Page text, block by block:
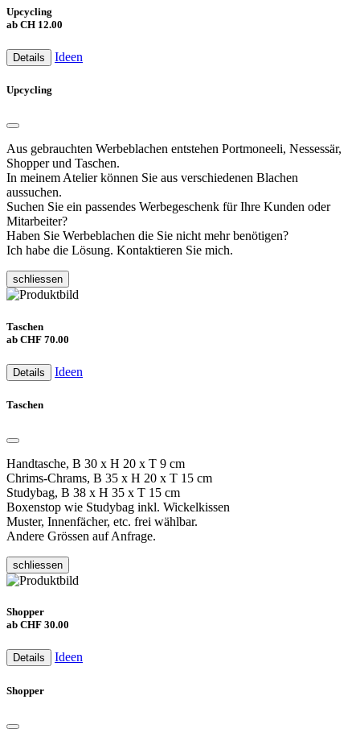
Upcycling
ab CH 12.00
Details Ideen
Upcycling
Aus gebrauchten Werbeblachen entstehen Portmoneeli, Nessessär,
Shopper und Taschen.
In meinem Atelier können Sie aus verschiedenen Blachen
aussuchen.
Suchen Sie ein passendes Werbegeschenk für Ihre Kunden oder
Mitarbeiter?
Haben Sie Werbeblachen die Sie nicht mehr benötigen?
Ich habe die Lösung. Kontaktieren Sie mich.
schliessen
Taschen
ab CHF 70.00
Details Ideen
Taschen
Handtasche, B 30 x H 20 x T 9 cm
Chrims-Chrams, B 35 x H 20 x T 15 cm
Studybag, B 38 x H 35 x T 15 cm
Boxenstop wie Studybag inkl. Wickelkissen
Muster, Innenfächer, etc. frei wählbar.
Andere Grössen auf Anfrage.
schliessen
Shopper
ab CHF 30.00
Details Ideen
Shopper